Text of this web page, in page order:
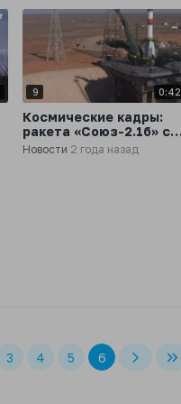
9 0:42
Космические кадры:
ракета «Союз-2.1б» с
новым спутником
«Ресурс-П» № 4
Новости 2 года назад
3 4 5 6